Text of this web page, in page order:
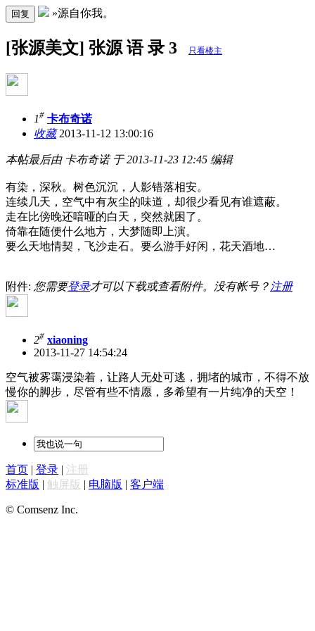
回复 »源自你我。
[张源美文] 张源 语 录 3 只看楼主
1# 卡布奇诺
收藏2013-11-12 13:00:16
本帖最后由 卡布奇诺 于 2013-11-23 12:45 编辑
有染，深秋。树色沉沉，人影错落相安。
连续几天，空气中有灰尘的味道，却很少看见有谁遮蔽。
走在比傍晚还喑哑的白天，突然就困了。
倚靠在随便什么地方，大梦随即上演。
要么天地情契，飞沙走石。要么游手好闲，花天酒地…
附件: 您需要登录才可以下载或查看附件。没有帐号？ 注册
2# xiaoning
2013-11-27 14:54:24
空气被雾霭浸染着，让路人无处可逃，拥堵的城市，不得不放
慢你的脚步，尽管有些不情愿，多希望有一片纯净的天空！
首页 登录
注册
标准版
触屏版 电脑版 客户端
© Comsenz Inc.